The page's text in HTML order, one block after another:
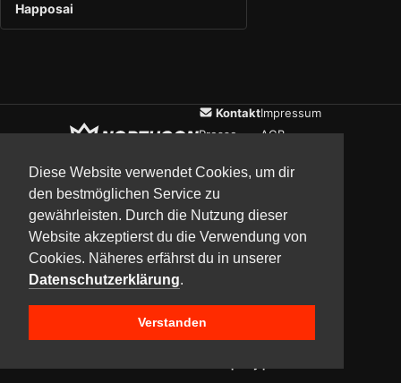
Diese Website verwendet Cookies, um dir
den bestmöglichen Service zu
gewährleisten. Durch die Nutzung dieser
Website akzeptierst du die Verwendung von
Cookies. Näheres erfährst du in unserer
Datenschutzerklärung.
Verstanden
Happosai
Kontakt
Presse
Impressum
AGB
UpdatesCommunityMedia